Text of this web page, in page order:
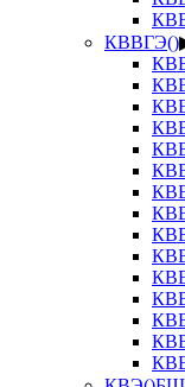
КВВГЭ()